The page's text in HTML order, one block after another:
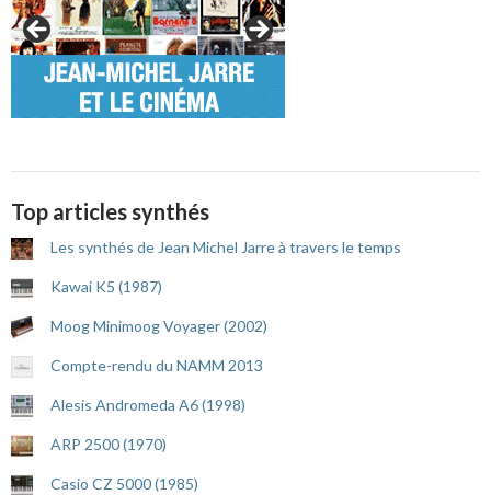
Top articles synthés
Les synthés de Jean Michel Jarre à travers le temps
Kawai K5 (1987)
Moog Minimoog Voyager (2002)
Compte-rendu du NAMM 2013
Alesis Andromeda A6 (1998)
ARP 2500 (1970)
Casio CZ 5000 (1985)